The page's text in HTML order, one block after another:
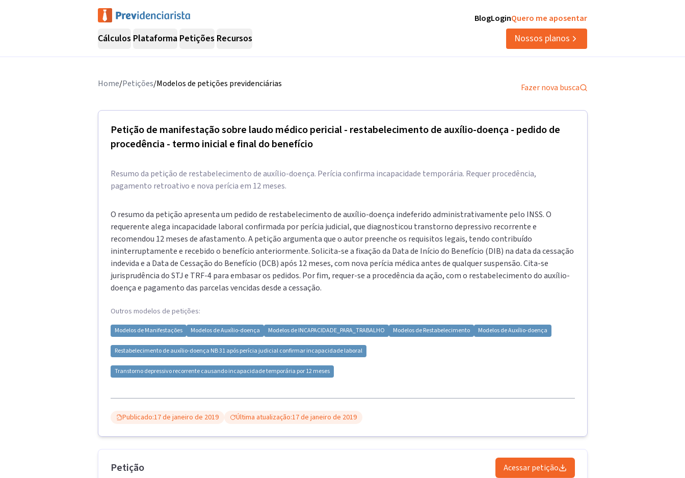
BlogLoginQuero me aposentar
Cálculos Plataforma Petições Recursos Nossos planos
Home/Petições/Modelos de petições previdenciárias Fazer nova busca
Petição de manifestação sobre laudo médico pericial - restabelecimento de auxílio-doença - pedido de
procedência - termo inicial e final do benefício
Resumo da petição de restabelecimento de auxílio-doença. Perícia confirma incapacidade temporária. Requer procedência,
pagamento retroativo e nova perícia em 12 meses.
O resumo da petição apresenta um pedido de restabelecimento de auxílio-doença indeferido administrativamente pelo INSS. O
requerente alega incapacidade laboral confirmada por perícia judicial, que diagnosticou transtorno depressivo recorrente e
recomendou 12 meses de afastamento. A petição argumenta que o autor preenche os requisitos legais, tendo contribuído
ininterruptamente e recebido o benefício anteriormente. Solicita-se a fixação da Data de Início do Benefício (DIB) na data da cessação
indevida e a Data de Cessação do Benefício (DCB) após 12 meses, com nova perícia médica antes de qualquer suspensão. Cita-se
jurisprudência do STJ e TRF-4 para embasar os pedidos. Por fim, requer-se a procedência da ação, com o restabelecimento do auxílio-
doença e pagamento das parcelas vencidas desde a cessação.
Outros modelos de petições:
Modelos deManifestações Modelos deAuxílio-doença Modelos deINCAPACIDADE_PARA_TRABALHO Modelos deRestabelecimento Modelos deAuxílio-doença
Restabelecimento de auxílio-doença NB 31 após perícia judicial confirmar incapacidade laboral
Transtorno depressivo recorrente causando incapacidade temporária por 12 meses
Publicado:17 de janeiro de 2019 Última atualização:17 de janeiro de 2019
Petição Acessar petição